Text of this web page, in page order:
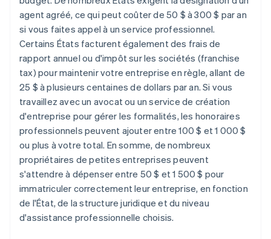
agent agréé, ce qui peut coûter de 50 $ à 300 $ par an
si vous faites appel à un service professionnel.
Certains États facturent également des frais de
rapport annuel ou d'impôt sur les sociétés (franchise
tax) pour maintenir votre entreprise en règle, allant de
25 $ à plusieurs centaines de dollars par an. Si vous
travaillez avec un avocat ou un service de création
d'entreprise pour gérer les formalités, les honoraires
professionnels peuvent ajouter entre 100 $ et 1 000 $
ou plus à votre total. En somme, de nombreux
propriétaires de petites entreprises peuvent
s'attendre à dépenser entre 50 $ et 1 500 $ pour
immatriculer correctement leur entreprise, en fonction
de l'État, de la structure juridique et du niveau
d'assistance professionnelle choisis.